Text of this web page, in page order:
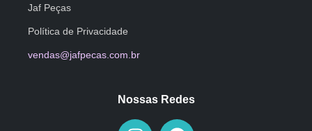
Jaf Peças
Política de Privacidade
vendas@jafpecas.com.br
Nossas Redes